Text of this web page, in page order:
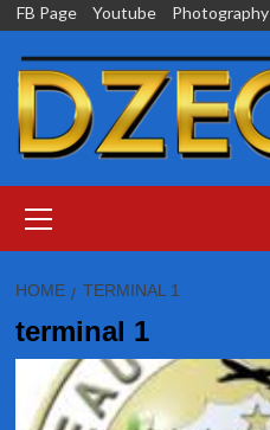
Skip
content
FB Page Youtube Photography
Menu
HOME TERMINAL 1
terminal 1